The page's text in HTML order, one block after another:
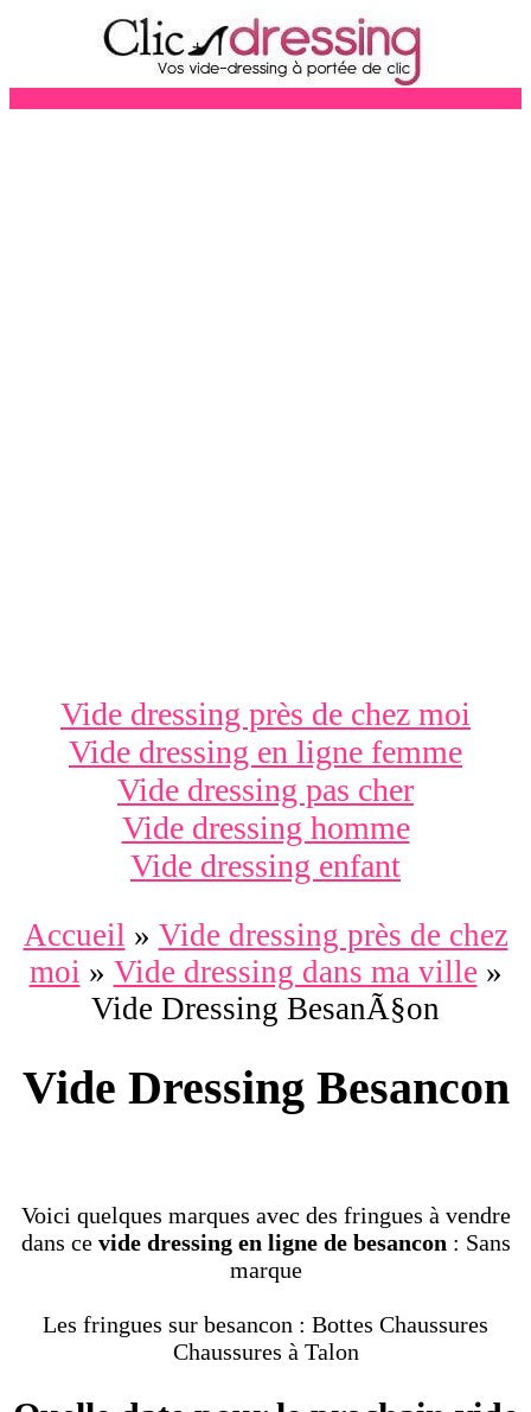
Vide dressing près de chez moi
Vide dressing en ligne femme
Vide dressing pas cher
Vide dressing homme
Vide dressing enfant
Accueil » Vide dressing près de chez
moi » Vide dressing dans ma ville »
Vide Dressing BesanÃ§on
Vide Dressing Besancon
Voici quelques marques avec des fringues à vendre
dans ce vide dressing en ligne de besancon : Sans
marque
Les fringues sur besancon : Bottes Chaussures
Chaussures à Talon